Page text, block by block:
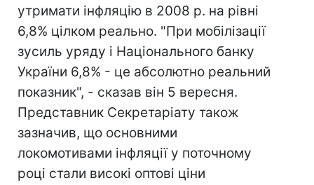
утримати інфляцію в 2008 р. на рівні
6,8% цілком реально. "При мобілізації
зусиль уряду і Національного банку
України 6,8% - це абсолютно реальний
показник", - сказав він 5 вересня.
Представник Секретаріату також
зазначив, що основними
локомотивами інфляції у поточному
році стали високі оптові ціни